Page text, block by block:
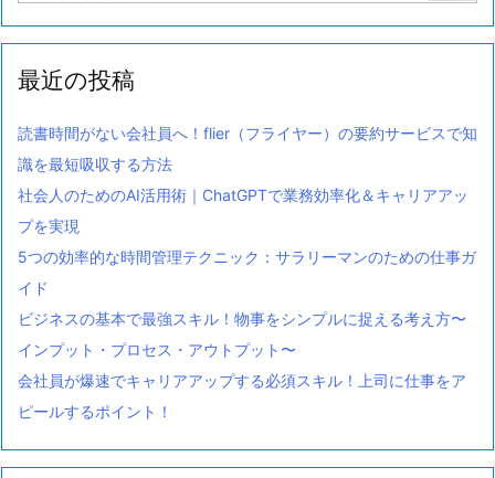
最近の投稿
読書時間がない会社員へ！flier（フライヤー）の要約サービスで知
識を最短吸収する方法
社会人のためのAI活用術｜ChatGPTで業務効率化＆キャリアアッ
プを実現
5つの効率的な時間管理テクニック：サラリーマンのための仕事ガ
イド
ビジネスの基本で最強スキル！物事をシンプルに捉える考え方〜
インプット・プロセス・アウトプット〜
会社員が爆速でキャリアアップする必須スキル！上司に仕事をア
ピールするポイント！